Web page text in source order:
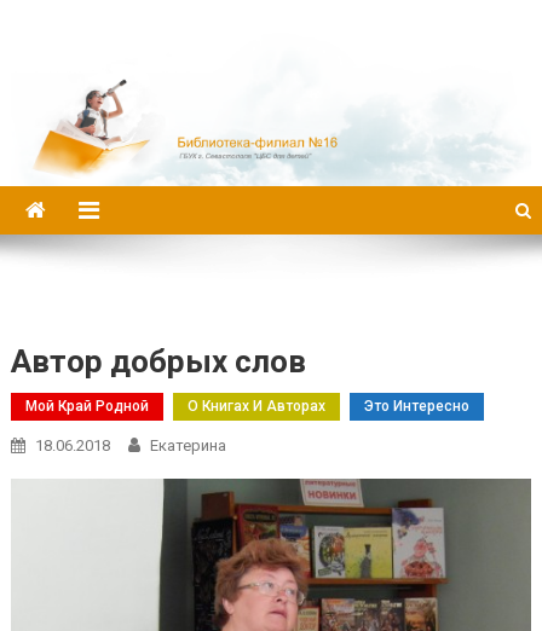
Автор добрых слов
Мой Край Родной О Книгах И Авторах Это Интересно
18.06.2018 Екатерина